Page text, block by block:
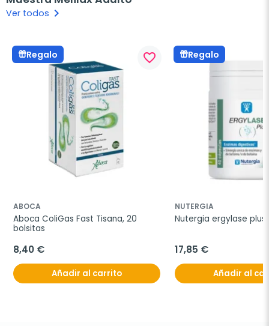
Ver todos keyboard_arrow_right
Regalo favorite_border
ABOCA
Aboca ColiGas Fast Tisana, 20
bolsitas
8,40 €
Añadir al carrito
Regalo
NUTERGIA
Nutergia ergylase
17,85 €
Añadir al